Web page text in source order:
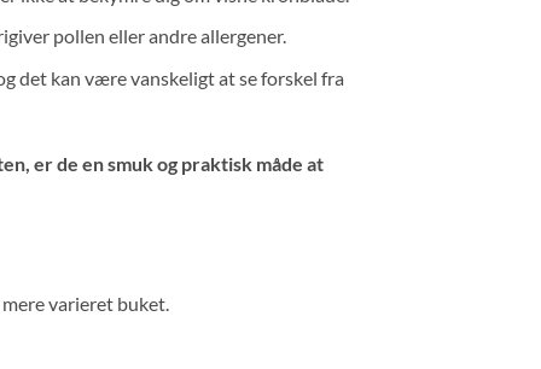
pollen eller andre allergener.
det kan være vanskeligt at se forskel fra
er de en smuk og praktisk måde at
varieret buket.